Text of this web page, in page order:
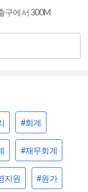
구에서 300M
#회계
#재무회계
지원 #원가